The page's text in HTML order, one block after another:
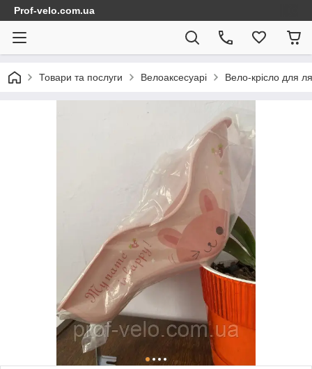
Prof-velo.com.ua
Товари та послуги Велоаксесуарі Вело-крісло для